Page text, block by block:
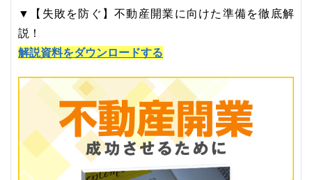
▼【失敗を防ぐ】不動産開業に向けた準備を徹底解
説！
解説資料をダウンロードする